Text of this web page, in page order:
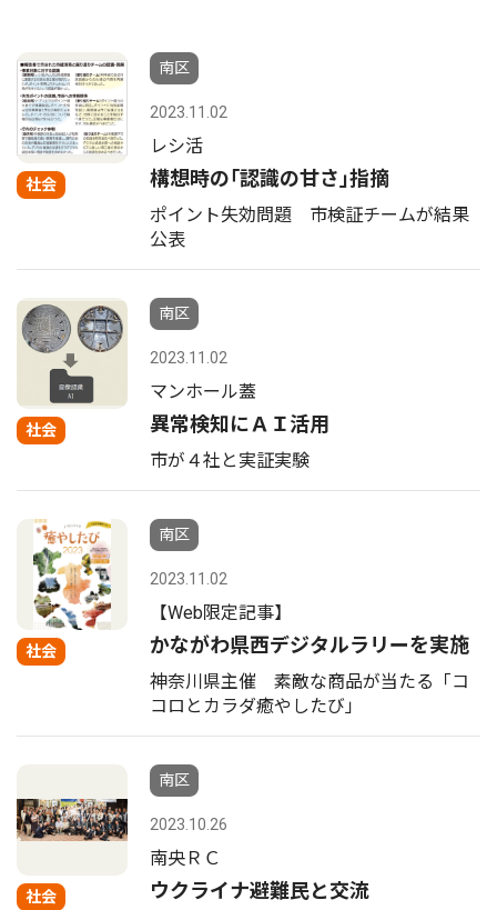
社会
南区
2023.11.02
レシ活
構想時の｢認識の甘さ｣指摘
ポイント失効問題 市検証チームが結果
公表
社会
南区
2023.11.02
マンホール蓋
異常検知にＡＩ活用
市が４社と実証実験
社会
南区
2023.11.02
【Web限定記事】
かながわ県西デジタルラリーを実施
神奈川県主催 素敵な商品が当たる「コ
コロとカラダ癒やしたび」
社会
南区
2023.10.26
南央ＲＣ
ウクライナ避難民と交流